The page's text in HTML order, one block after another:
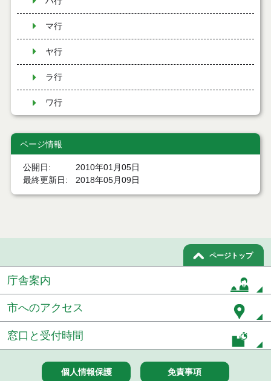
マ行
ヤ行
ラ行
ワ行
ページ情報
公開日
2010年01月05日
最終更新日
2018年05月09日
ページトップ
庁舎案内
市へのアクセス
窓口と受付時間
個人情報保護 免責事項